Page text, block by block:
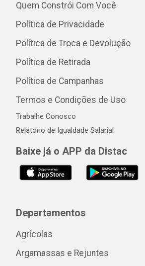
Quem Constrói Com Você
Política de Privacidade
Política de Troca e Devolução
Política de Retirada
Política de Campanhas
Termos e Condições de Uso
Trabalhe Conosco
Relatório de Igualdade Salarial
Baixe já o APP da Distac
Departamentos
Agrícolas
Argamassas e Rejuntes